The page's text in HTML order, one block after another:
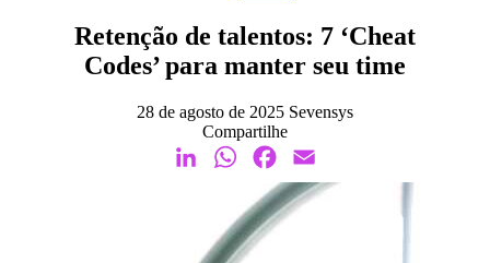
Retenção de talentos: 7 ‘Cheat
Codes’ para manter seu time
28 de agosto de 2025 Sevensys
Compartilhe
LinkedInWhatsAppFacebook